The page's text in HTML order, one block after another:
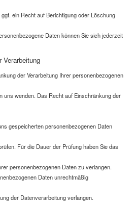
ein Recht auf Berichtigung oder Löschung
Daten können Sie sich jederzeit
Verarbeitung
der Verarbeitung Ihrer personenbezogenen
uns wenden. Das Recht auf Einschränkung der
gespeicherten personenbezogenen Daten
Für die Dauer der Prüfung haben Sie das
personenbezogenen Daten zu verlangen.
Daten unrechtmäßig
der Datenverarbeitung verlangen.